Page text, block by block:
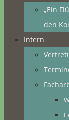
„Ein
den
Intern